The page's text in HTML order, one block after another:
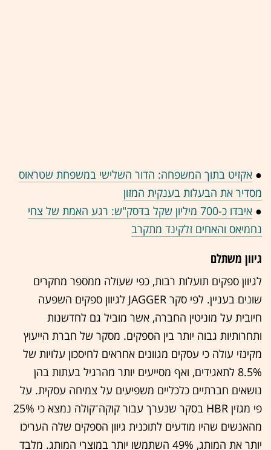
● אקזיט בתוך המשפחה: הדור השלישי במשפחת שטראוס
מסדיר את הבעלות בענקית המזון
●
איבדו כ-700 מיליון שקל בדסק"ש: רגע האמת של צחי
נחמיאס והאחים זלקינד מתקרב
גיוון משתלם
לגיוון ספקים תועלות רבות, כפי שעולה ממספר מחקרים
שונים בעניין. לפי סקר JAGGER לגיוון ספקים השפעה
חיובית על מוניטין החברה, אשר מוביל גם לחדשנות
ותחרותיות גבוה יותר בין הספקים. מסקר של חברת הייעוץ
מקינזי עולה כי עסקים מגוונים אחראים לחיסכון עלויות של
8.5% לתאגידים, ואף מסייעים יותר מהרגיל בעתות בהן
נושאים חברתיים כלכליים משפיעים על צמיחה עסקית. על
פי מגזין HBR בסקר שנערך עבור קוקה־קולה נמצא כי 25%
מהאנשים שהיו מודעים לתוכנית גיוון הספקים שלה העריכו
יותר את המותג, 49% השתמשו יותר במוצרי המותג. מלבד